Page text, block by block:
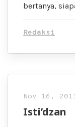
bertanya,
Redaksi
Nov 16,
Isti’dzan